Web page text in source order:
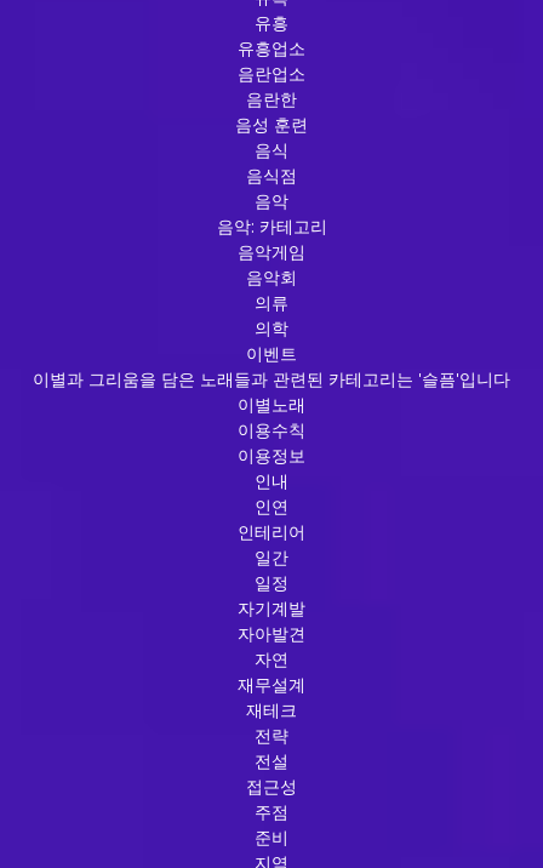
유흥
유흥업소
음란업소
음란한
음성 훈련
음식
음식점
음악
음악: 카테고리
음악게임
음악회
의류
의학
이벤트
이별과 그리움을 담은 노래들과 관련된 카테고리는 '슬픔'입니다
이별노래
이용수칙
이용정보
인내
인연
인테리어
일간
일정
자기계발
자아발견
자연
재무설계
재테크
전략
전설
접근성
주점
준비
지역